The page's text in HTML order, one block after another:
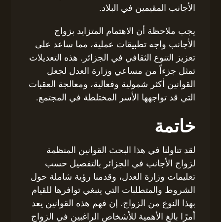
الأجانب المقيمين في البلاد.
يجب ملاحظة أن الاهتمام المتزايد بزواج
الأجانب واجه تطبيقات عملية، مما ساعد على
تعزيز التنوع الثقافي في الجزائر. هذه التعديلات
تمثل جزءاً من مساعي وزارة العدل لجعل
القوانين أكثر شمولية وفعالية، ومعالجة العقبات
التي قد تواجهها الأسر المختلطة في المجتمع.
خاتمة
لقد تناولنا في هذا البحث القوانين المنظمة
لزواج الأجانب في الجزائر بالتفصيل حسب
تعليمات وزارة العدل، وقدمنا رؤية شاملة حول
الشروط والمتطلبات التي ينبغي توافرها للقيام
بهذا النوع من الزواج. إن فهم هذه القوانين يعد
أمرًا بالغ الأهمية للأشخاص الراغبين في الزواج